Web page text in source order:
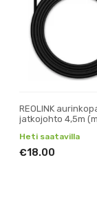
REOLINK
jatkojohto 4,5m
Heti saatavilla
€18.00